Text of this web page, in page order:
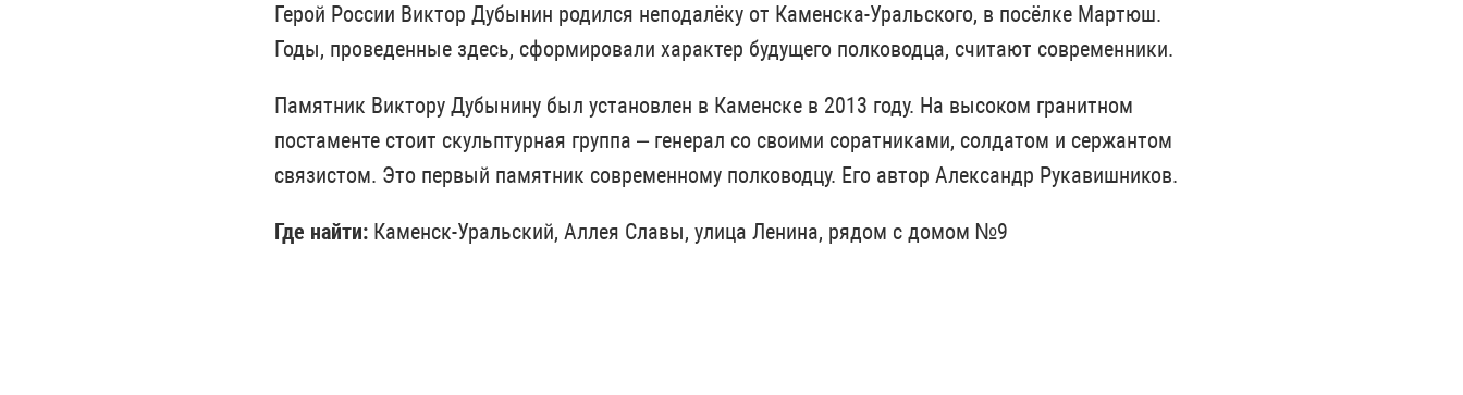
Герой России Виктор Дубынин родился неподалёку от Каменска-Уральского, в посёлке Мартюш.
Годы, проведенные здесь, сформировали характер будущего полководца, считают современники.
Памятник Виктору Дубынину был установлен в Каменске в 2013 году. На высоком гранитном
постаменте стоит скульптурная группа – генерал со своими соратниками, солдатом и сержантом
связистом. Это первый памятник современному полководцу. Его автор Александр Рукавишников.
Где найти: Каменск-Уральский, Аллея Славы, улица Ленина, рядом с домом №9